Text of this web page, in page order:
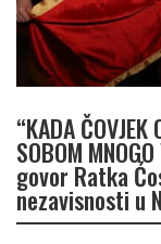
“KADA ČOVJEK
SOBOM
govor Ratka
nezavisnosti u